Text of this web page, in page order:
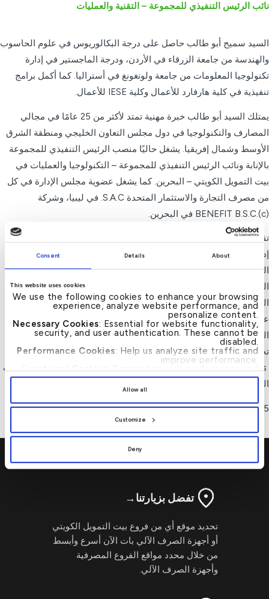
Consent Details About
This website uses cookies
We use the following cookies to enhance your browsing
experience, analyze website performance, and
personalize content.
Necessary Cookies: Essential for website functionality,
security, and user authentication. These cannot be
disabled.
Performance Cookies: Help us analyze site traffic and
improve performance.
Functional Cookies: Remember your preferences and
enhance user experience.
, you provide explicit consent to
preferences by clicking[Customize].
Allow all
Customize
Deny
نائب الرئيس التنفيذي للمجموعة – التقنية والعمليات
السيد سميح أبو طالب حاصل على درجة البكالوريوس في علوم الحاسوب
والهندسة من جامعة الزرقاء في الأردن، ودرجة الماجستير في إدارة
تكنولوجيا المعلومات من جامعة ولونغونغ في أستراليا. كما أكمل برامج
تنفيذية في كلية هارفارد للأعمال وكلية IESE للأعمال.
يمتلك السيد أبو طالب خبرة مهنية تمتد لأكثر من 25 عامًا في مجالي
المصارف والتكنولوجيا في دول مجلس التعاون الخليجي ومنطقة الشرق
الأوسط وشمال إفريقيا. يشغل حاليًا منصب الرئيس التنفيذي للمجموعة
بالإنابة ونائب الرئيس التنفيذي للمجموعة – التكنولوجيا والعمليات في
بيت التمويل الكويتي – البحرين. كما يشغل عضوية مجلس الإدارة في كل
من مصرف التجارة والاستثمار المتحدة S.A.C. في ليبيا، وشركة
BENEFIT B.S.C.(c) في البحرين.
تقلد السيد أبو طالب عدة مناصب قيادية بارزة، من بينها: عضو مجلس
إدارة في البنك الأهلي المتحد (مصر)، وعضو احتياطي في مجلس إدارة
البنك الأهلي المتحد K.S.C.P. في الكويت، ورئيس مجموعة تكنولوجيا
المعلومات والتحول الرقمي في البنك الأهلي المتحد – البحرين، ومدير
التحول الرقمي في بنك الهلال – الإمارات، بالإضافة إلى مناصب تنفيذية
عليا في مجموعة الإمارات دبي الوطني، منها نائب أول للرئيس – التحول
الرقمي، ورئيس قسم التسليم السريع، ومدير برامج تنفيذي لمشروع
تحويل بطاقات الائتمان. كما عمل سابقًا كأخصائي تكامل أول في
TIBCO/MENA exsolutions، ومهندس برمجيات في مركز طرة لأبحاث
الحاسوب في الأردن.
25 عامًا من الخبرة في قطاعي الخدمات المالية والتكنولوجيا.
تفضل بزيارتنا→
تحديد موقع أي من فروع بيت التمويل الكويتي
أو أجهزة الصرف الآلي بات الآن أسرع وأبسط
من خلال محدد مواقع الفروع المصرفية
وأجهزة الصرف الآلي.